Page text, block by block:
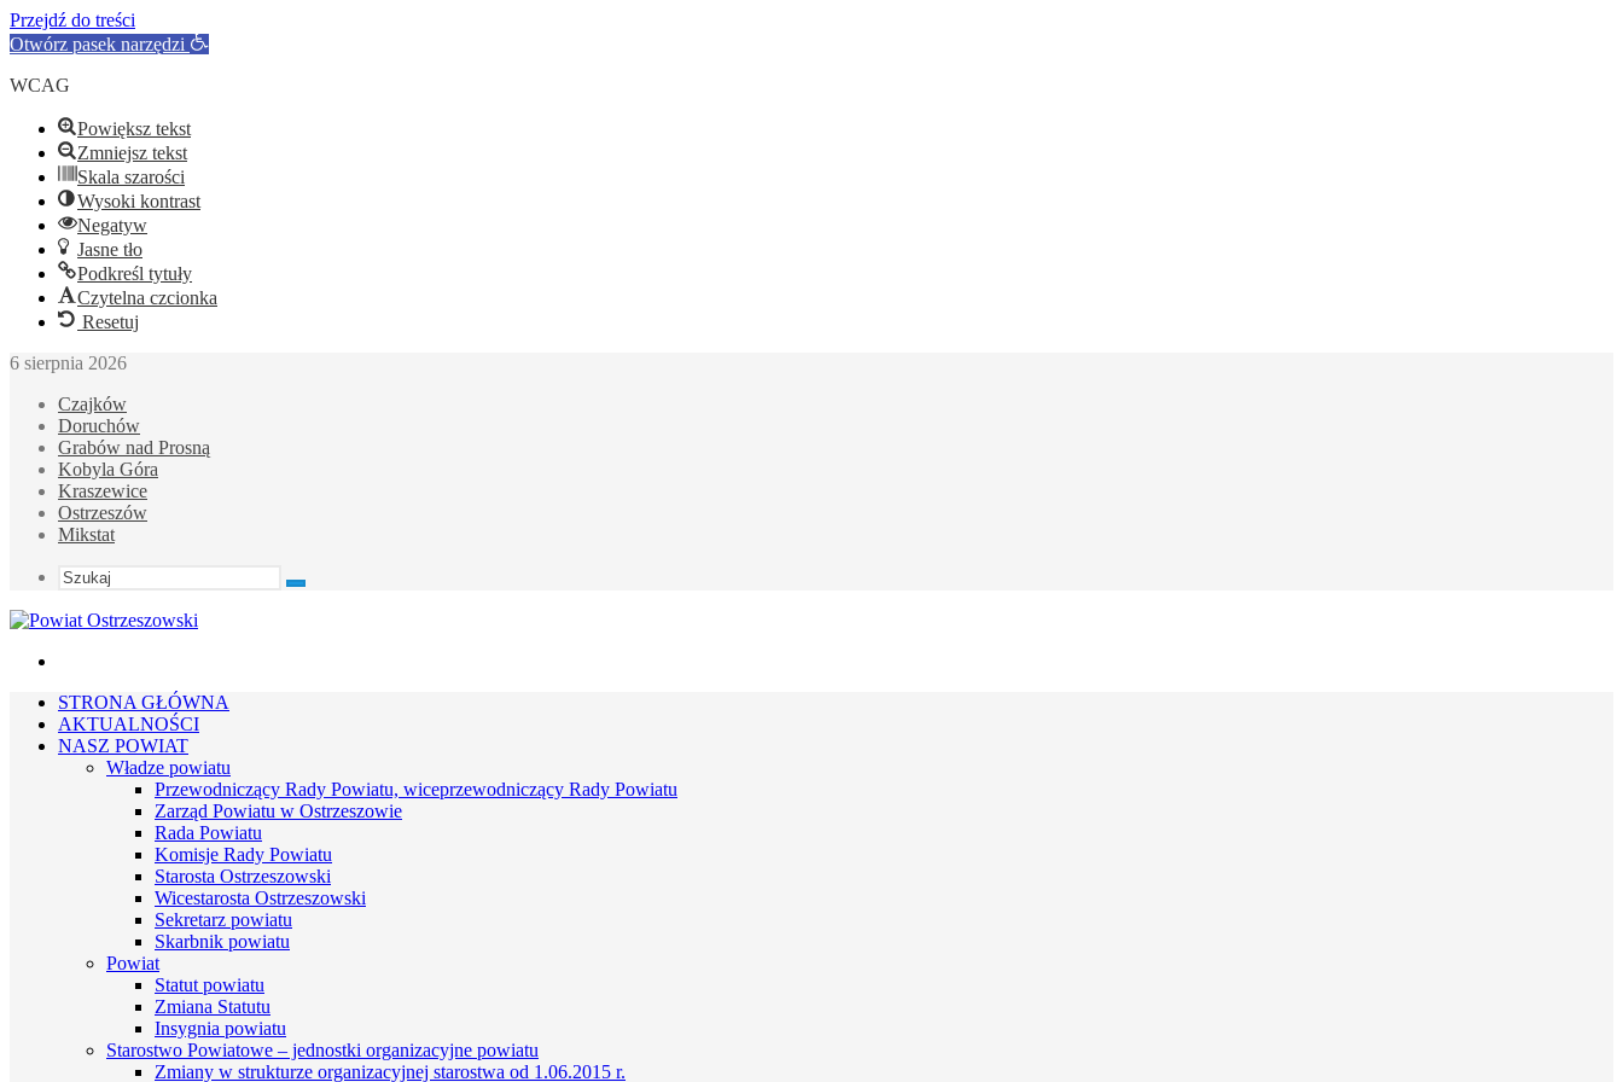
Przejdź do treści
Otwórz pasek narzędzi
WCAG
Powiększ tekst
Zmniejsz tekst
Skala szarości
Wysoki kontrast
Negatyw
Jasne tło
Podkreśl tytuły
Czytelna czcionka
Resetuj
6 sierpnia 2026
Czajków
Doruchów
Grabów nad Prosną
Kobyla Góra
Kraszewice
Ostrzeszów
Mikstat
Szukaj
STRONA GŁÓWNA
AKTUALNOŚCI
NASZ POWIAT
Władze powiatu
Przewodniczący Rady Powiatu, wiceprzewodniczący Rady Powiatu
Zarząd Powiatu w Ostrzeszowie
Rada Powiatu
Komisje Rady Powiatu
Starosta Ostrzeszowski
Wicestarosta Ostrzeszowski
Sekretarz powiatu
Skarbnik powiatu
Powiat
Statut powiatu
Zmiana Statutu
Insygnia powiatu
Starostwo Powiatowe – jednostki organizacyjne powiatu
Zmiany w strukturze organizacyjnej starostwa od 1.06.2015 r.